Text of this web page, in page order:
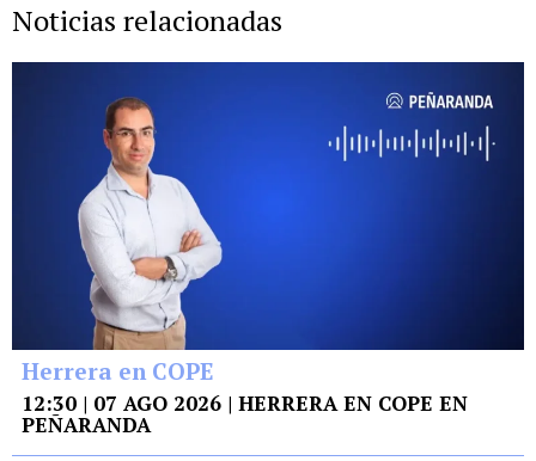
Noticias relacionadas
Herrera en COPE
12:30 | 07 AGO 2026 | HERRERA EN COPE EN
PEÑARANDA